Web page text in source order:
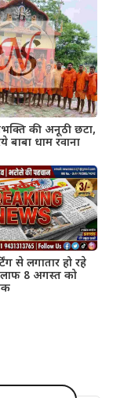
की अनूठी छटा,
बाबा धाम रवाना
से लगातार हो रहे
8 अगस्त को